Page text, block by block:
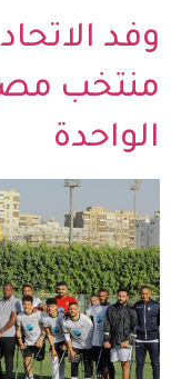
وفد
منتخب
الواحدة